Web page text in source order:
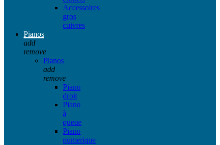
Accessoires
gros
cuivres
Pianos
add
remove
Pianos
add
remove
Piano
droit
Piano
à
queue
Piano
numerique